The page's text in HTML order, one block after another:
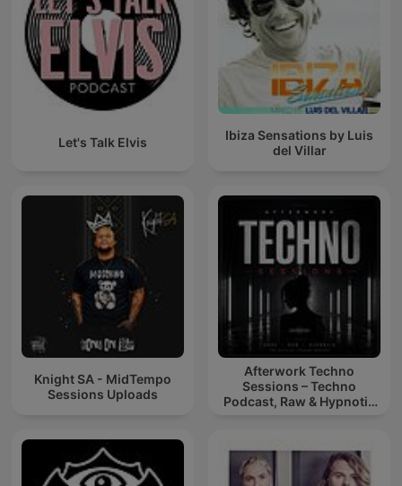
Let's Talk Elvis
Ibiza Sensations by Luis
del Villar
Knight SA - MidTempo
Sessions Uploads
Afterwork Techno
Sessions – Techno
Podcast, Raw & Hypnotic